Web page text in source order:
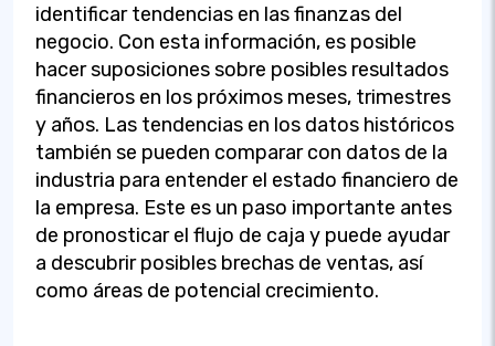
identificar tendencias en las finanzas del
negocio. Con esta información, es posible
hacer suposiciones sobre posibles resultados
financieros en los próximos meses, trimestres
y años. Las tendencias en los datos históricos
también se pueden comparar con datos de la
industria para entender el estado financiero de
la empresa. Este es un paso importante antes
de pronosticar el flujo de caja y puede ayudar
a descubrir posibles brechas de ventas, así
como áreas de potencial crecimiento.